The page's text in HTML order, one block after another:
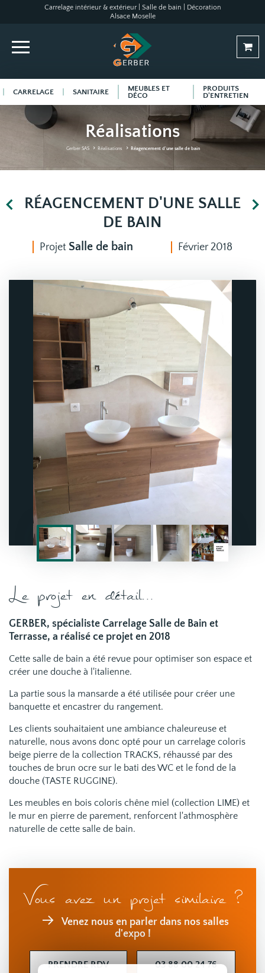
Carrelage intérieur & extérieur | Salle de bain | Décoration
Alsace Moselle
CARRELAGE SANITAIRE
MEUBLES ET
DÉCO
PRODUITS
D'ENTRETIEN
Réalisations
Gerber SAS Réalisations Réagencement d'une salle de bain
RÉAGENCEMENT D'UNE SALLE
DE BAIN
Projet Salle de bain Février 2018
Le projet en détail...
GERBER, spécialiste Carrelage Salle de Bain et
Terrasse, a réalisé ce projet en 2018
Cette salle de bain a été revue pour optimiser son espace et
créer une douche à l'italienne.
La partie sous la mansarde a été utilisée pour créer une
banquette et encastrer du rangement.
Les clients souhaitaient une ambiance chaleureuse et
naturelle, nous avons donc opté pour un carrelage coloris
beige pierre de la collection TRACKS, réhaussé par des
touches de brun ocre sur le bati des WC et le fond de la
douche (TASTE RUGGINE).
Les meubles en bois coloris chêne miel (collection LIME) et
le mur en pierre de parement, renforcent l'athmosphère
naturelle de cette salle de bain.
Vous avez un projet similaire ?
Venez nous en parler dans nos salles
d'expo !
PRENDRE RDV 03 88 00 24 76